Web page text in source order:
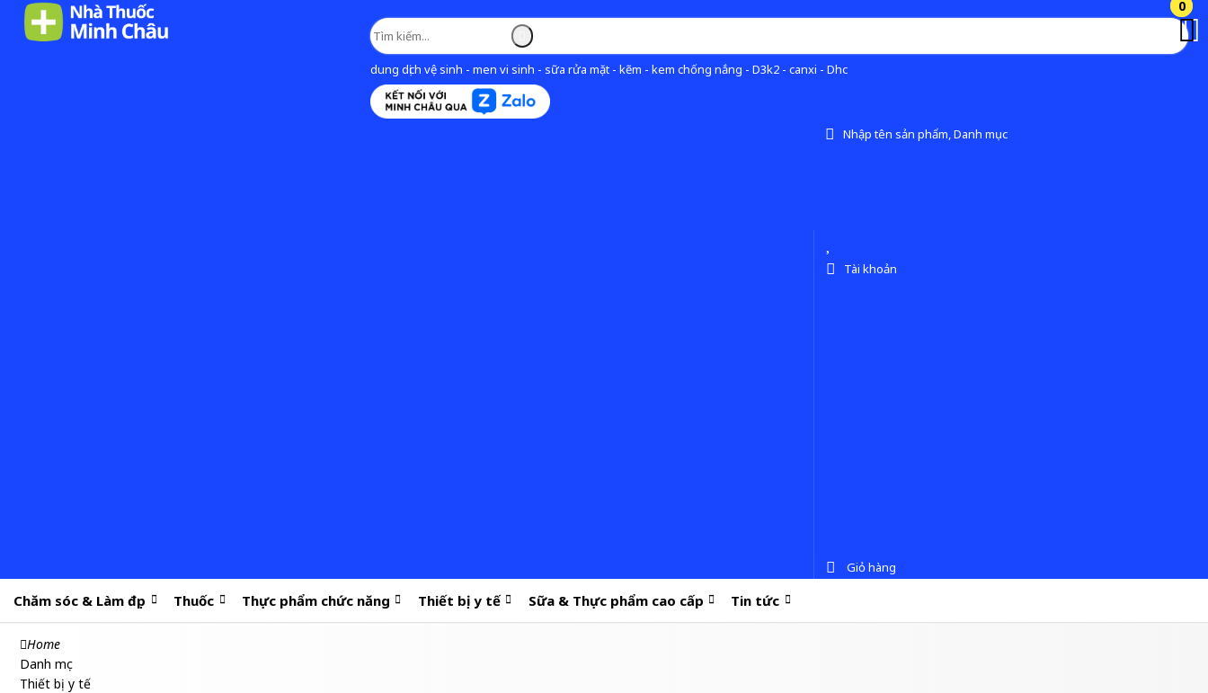
dung dịch vệ sinh - men vi sinh - sữa rửa mặt - kẽm - kem chống nắng - D3k2 - canxi - Dhc
Nhập tên sản phẩm, Danh mục
0
Tài khoản
0
Giỏ hàng
Chăm sóc & Làm đẹp Thuốc Thực phẩm chức năng Thiết bị y tế Sữa & Thực phẩm cao cấp Tin tức
Home
Danh mục
Thiết bị y tế